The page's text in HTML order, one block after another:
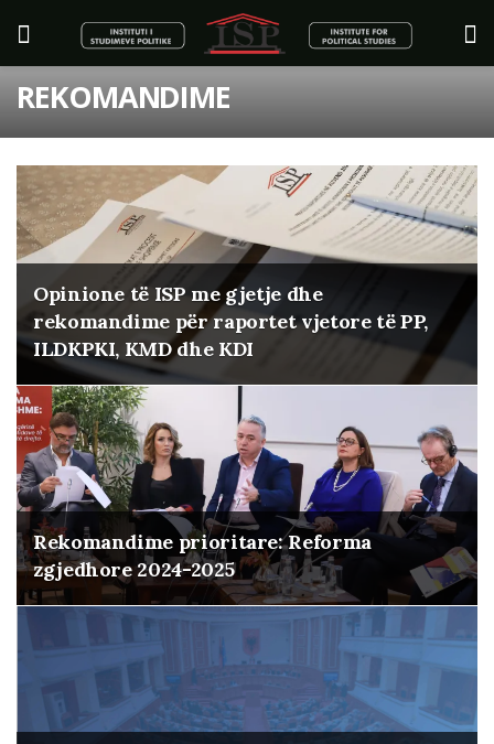
REKOMANDIME
Opinione të ISP me gjetje dhe
rekomandime për raportet vjetore të PP,
ILDKPKI, KMD dhe KDI
Rekomandime prioritare: Reforma
zgjedhore 2024-2025